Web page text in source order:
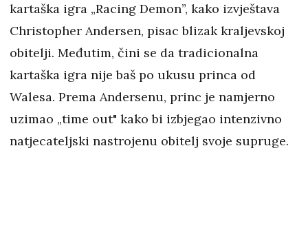
kartaška igra „Racing Demon”, kako izvještava
Christopher Andersen, pisac blizak kraljevskoj
obitelji. Međutim, čini se da tradicionalna
kartaška igra nije baš po ukusu princa od
Walesa. Prema Andersenu, princ je namjerno
uzimao „time out" kako bi izbjegao intenzivno
natjecateljski nastrojenu obitelj svoje supruge.